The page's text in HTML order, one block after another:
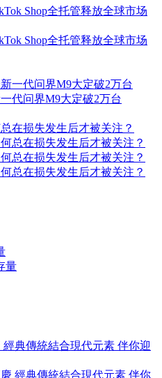
代问界M9大定破2万台
在损失发生后才被关注？
典傳統結合現代元素 伴你迎